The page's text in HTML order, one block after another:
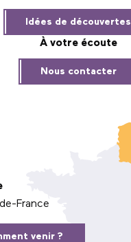
Idées de découvertes
À votre écoute
Nous contacter
France
venir ?